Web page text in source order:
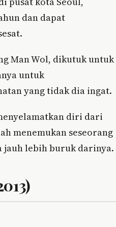
dan dapat
Man Wol, dikutuk untuk
untuk
yang tidak dia ingat.
diri dari
menemukan seseorang
jauh lebih buruk darinya.